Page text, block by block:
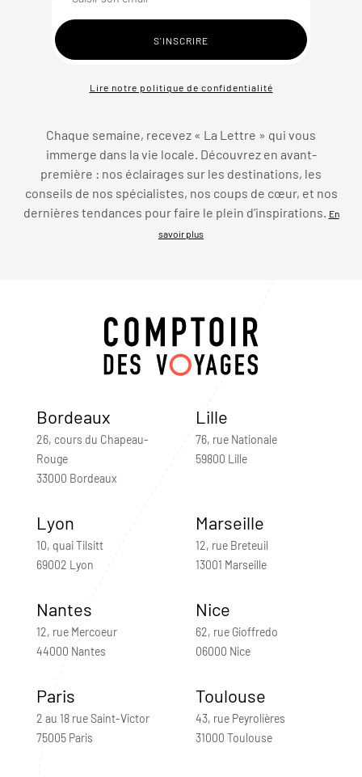
Lire notre politique de confidentialité
Chaque semaine, recevez « La Lettre » qui vous
immerge dans la vie locale. Découvrez en avant-
première : nos éclairages sur les destinations, les
conseils de nos spécialistes, nos coups de cœur, et nos
dernières tendances pour faire le plein d’inspirations.
En
savoir plus
Bordeaux
26, cours du Chapeau-
Rouge
33000 Bordeaux
Lille
76, rue Nationale
59800 Lille
Lyon
10, quai Tilsitt
69002 Lyon
Marseille
12, rue Breteuil
13001 Marseille
Nantes
12, rue Mercoeur
44000 Nantes
Nice
62, rue Gioffredo
06000 Nice
Paris
2 au 18 rue Saint-Victor
75005 Paris
Toulouse
43, rue Peyrolières
31000 Toulouse